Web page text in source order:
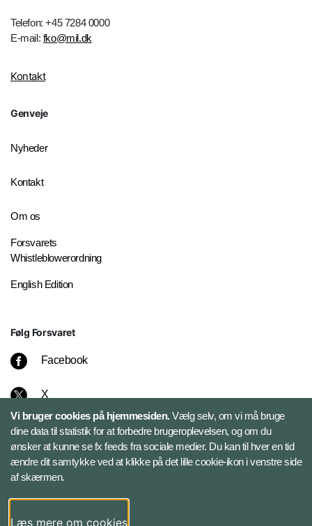
Telefon: +45 7284 0000
E-mail: fko@mil.dk
Kontakt
Genveje
Nyheder
Kontakt
Om os
Forsvarets
Whistleblowerordning
English Edition
Følg Forsvaret
Facebook
X
Instagram
Bluesky
LinkedIn
Vi bruger cookies på hjemmesiden.Vælg selv, om vi må bruge
dine data til statistik for at forbedre brugeroplevelsen, og om du
ønsker at kunne se fx feeds fra sociale medier. Du kan til hver en tid
ændre dit samtykke ved at klikke på det lille cookie-ikon i venstre side
af skærmen.
Læs mere om cookies